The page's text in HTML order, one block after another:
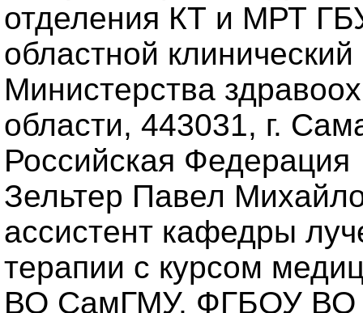
отделения КТ и МРТ
областной
Министерства
области, 443031, г.
Российская Федерация
Зельтер Павел
ассистент кафедры
терапии с курсом
ВО СамГМУ, ФГБОУ ВО